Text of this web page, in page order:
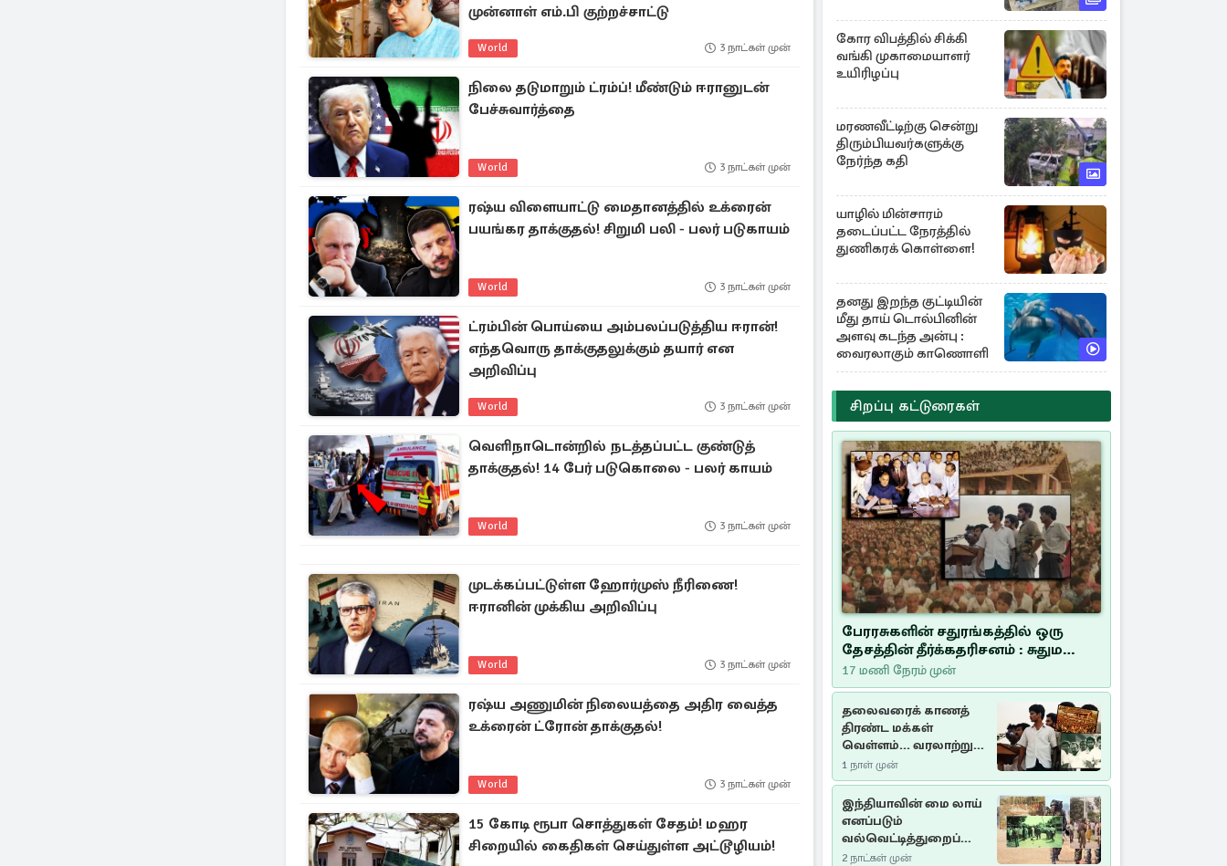
முன்னாள் எம்.பி குற்றச்சாட்டு
World 3 நாட்கள் முன்
நிலை தடுமாறும் ட்ரம்ப்! மீண்டும் ஈரானுடன்
பேச்சுவார்த்தை
World 3 நாட்கள் முன்
ரஷ்ய விளையாட்டு மைதானத்தில் உக்ரைன்
பயங்கர தாக்குதல்! சிறுமி பலி - பலர் படுகாயம்
World 3 நாட்கள் முன்
ட்ரம்பின் பொய்யை அம்பலப்படுத்திய ஈரான்!
எந்தவொரு தாக்குதலுக்கும் தயார் என
அறிவிப்பு
World 3 நாட்கள் முன்
வெளிநாடொன்றில் நடத்தப்பட்ட குண்டுத்
தாக்குதல்! 14 பேர் படுகொலை - பலர் காயம்
World 3 நாட்கள் முன்
முடக்கப்பட்டுள்ள ஹோர்முஸ் நீரிணை!
ஈரானின் முக்கிய அறிவிப்பு
World 3 நாட்கள் முன்
ரஷ்ய அணுமின் நிலையத்தை அதிர வைத்த
உக்ரைன் ட்ரோன் தாக்குதல்!
World 3 நாட்கள் முன்
15 கோடி ரூபா சொத்துகள் சேதம்! மஹர
சிறையில் கைதிகள் செய்துள்ள அட்டூழியம்!
கோர விபத்தில் சிக்கி
வங்கி முகாமையாளர்
உயிரிழப்பு
மரணவீட்டிற்கு சென்று
திரும்பியவர்களுக்கு
நேர்ந்த கதி
யாழில் மின்சாரம்
தடைப்பட்ட நேரத்தில்
துணிகரக் கொள்ளை!
தனது இறந்த குட்டியின்
மீது தாய் டொல்பினின்
அளவு கடந்த அன்பு :
வைரலாகும் காணொளி
சிறப்பு கட்டுரைகள்
பேரரசுகளின் சதுரங்கத்தில் ஒரு
தேசத்தின் தீர்க்கதரிசனம் : சுதுமலை
பிரகடனம் ஒரு வரலாற்றுப் பாடம்
17 மணி நேரம் முன்
தலைவரைக் காணத்
திரண்ட மக்கள்
வெள்ளம்... வரலாற்றுச்
சிறப்புமிக்க சுதுமலைப்
பிரகடனம்…
1 நாள் முன்
இந்தியாவின் மை லாய்
எனப்படும்
வல்வெட்டித்துறைப்
படுகொலை…
2 நாட்கள் முன்